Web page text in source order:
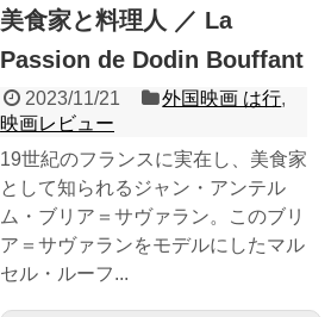
美食家と料理人 ／ La
Passion de Dodin Bouffant
2023/11/21 外国映画 は行,
映画レビュー
19世紀のフランスに実在し、美食家
として知られるジャン・アンテル
ム・ブリア＝サヴァラン。このブリ
ア＝サヴァランをモデルにしたマル
セル・ルーフ...